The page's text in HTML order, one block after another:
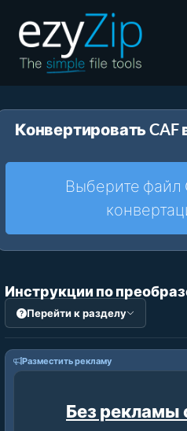
Pаспаковывайте
Другие инструменты
Конвертировать CAF
Выберите файл
Инструкции по
Перейти к разделу
Разместить рекламу
Без рекламы